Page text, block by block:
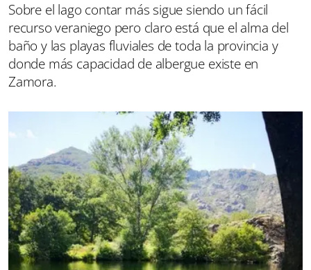
Sobre el lago contar más sigue siendo un fácil
recurso veraniego pero claro está que el alma del
baño y las playas fluviales de toda la provincia y
donde más capacidad de albergue existe en
Zamora.